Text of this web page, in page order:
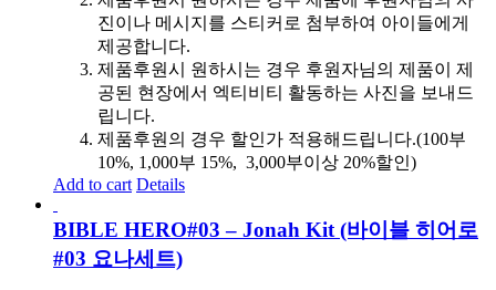
진이나 메시지를 스티커로 첨부하여 아이들에게
제공합니다.
제품후원시 원하시는 경우 후원자님의 제품이 제
공된 현장에서 엑티비티 활동하는 사진을 보내드
립니다.
제품후원의 경우 할인가 적용해드립니다.(100부
10%, 1,000부 15%, 3,000부이상 20%할인)
Add to cart Details
BIBLE HERO#03 – Jonah Kit (바이블 히어로
#03 요나세트)